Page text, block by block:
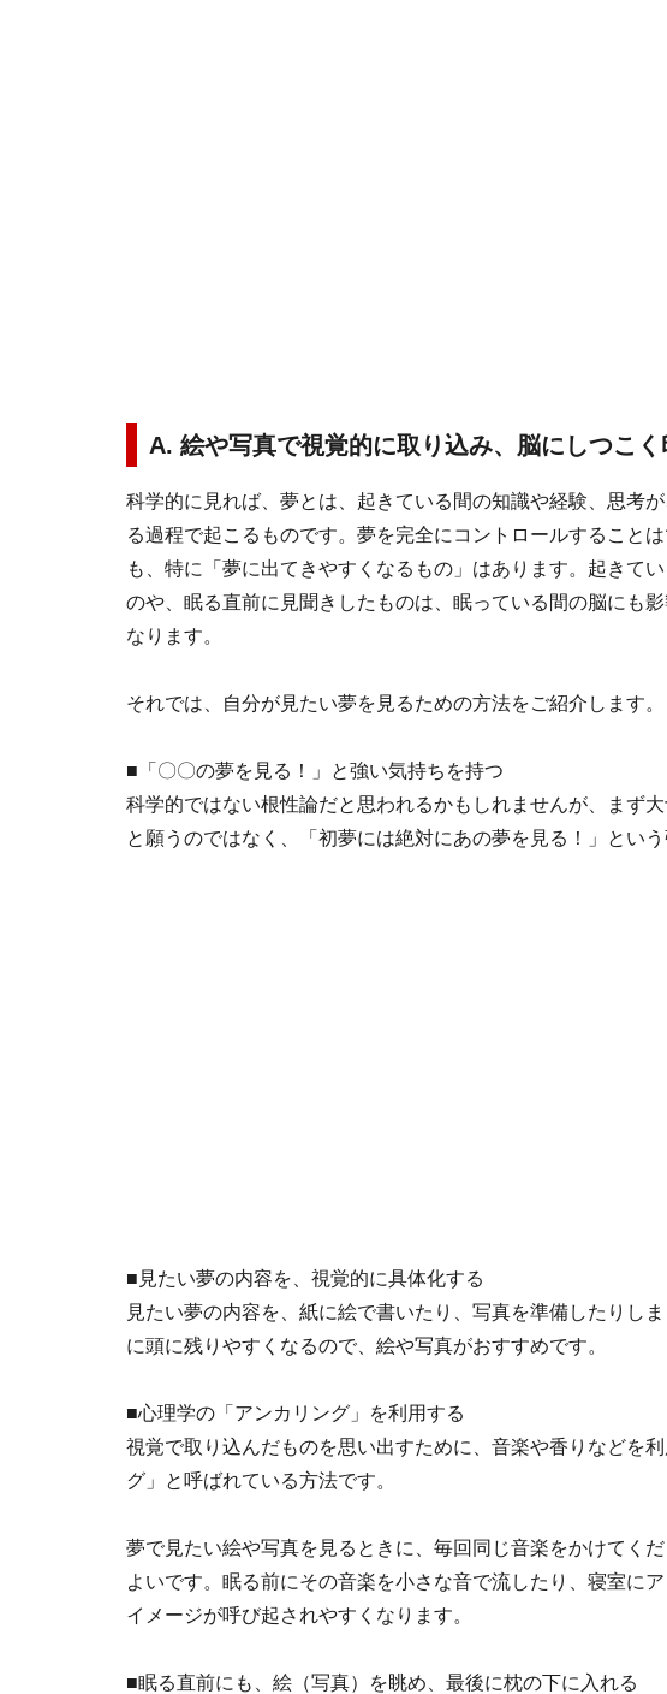
A. 絵や写真で視覚的に取り込み、脳にしつこ
科学的に見れば、夢とは、起きている間の知識や経験、思考
る過程で起こるものです。夢を完全にコントロールすること
も、特に「夢に出てきやすくなるもの」はあります。起きて
のや、眠る直前に見聞きしたものは、眠っている間の脳にも
なります。
それでは、自分が見たい夢を見るための方法をご紹介します。
■「〇〇の夢を見る！」と強い気持ちを持つ
科学的ではない根性論だと思われるかもしれませんが、まず
と願うのではなく、「初夢には絶対にあの夢を見る！」という
■見たい夢の内容を、視覚的に具体化する
見たい夢の内容を、紙に絵で書いたり、写真を準備したりし
に頭に残りやすくなるので、絵や写真がおすすめです。
■心理学の「アンカリング」を利用する
視覚で取り込んだものを思い出すために、音楽や香りなどを
グ」と呼ばれている方法です。
夢で見たい絵や写真を見るときに、毎回同じ音楽をかけてく
よいです。眠る前にその音楽を小さな音で流したり、寝室に
イメージが呼び起されやすくなります。
■眠る直前にも、絵（写真）を眺め、最後に枕の下に入れる